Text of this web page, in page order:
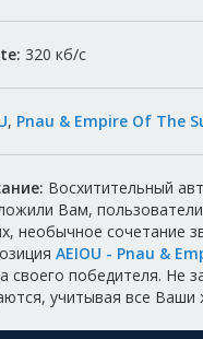
320 кб/с
, Pnau & Empire Of The
Восхитительный
Вам,
необычное сочетание
AEIOU - Pnau &
своего победителя. Не
учитывая все Ваши